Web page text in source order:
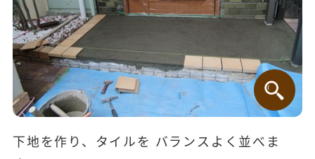
下地を作り、タイルを バランスよく並べま